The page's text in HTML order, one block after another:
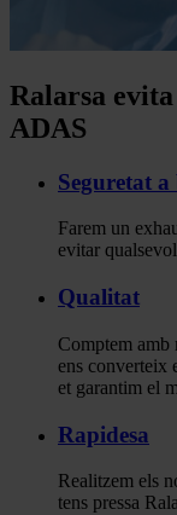
Ralarsa
ADAS
Seguretat
Farem un
evitar
Qualitat
Comptem amb
ens converteix
et garantim el
Rapidesa
Realitzem els
tens pressa